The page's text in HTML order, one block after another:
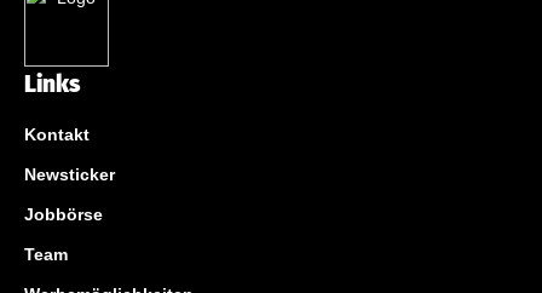
Links
Kontakt
Newsticker
Jobbörse
Team